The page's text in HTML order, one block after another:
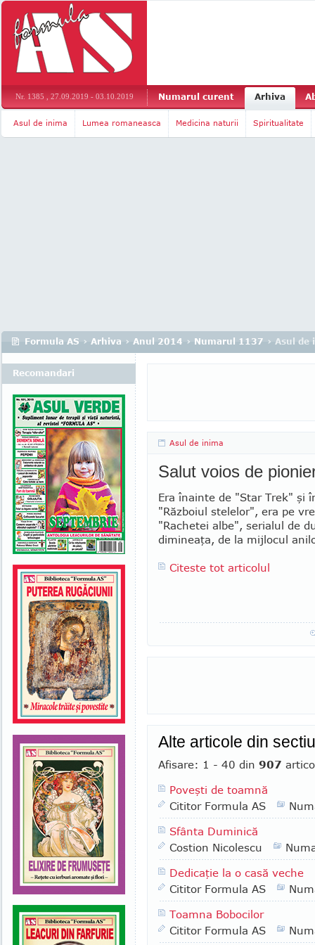
Nr. 1385 , 27.09.2019 - 03.10.2019 Numarul curent Arhiva
Asul de inima Lumea romaneasca Medicina naturii Spiritualitate
Formula AS › Arhiva › Anul 2014 › Numarul 1137 › Asul de
Asul de inima
Salut voios de
Era înainte de "Star Trek" şi
"Războiul stelelor", era pe
"Rachetei albe", serialul de
dimineaţa, de la mijlocul
Citeste tot articolul
Alte articole din
Afisare: 1 - 40 din 907
Poveşti de toamnă
Cititor Formula AS
Sfânta Duminică
Costion Nicolescu
Dedicaţie la o casă veche
Cititor Formula AS
Toamna Bobocilor
Cititor Formula AS
Recomandari